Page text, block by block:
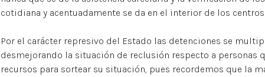
cotidiana y acentuadamente se da en el interior de los
Por el carácter represivo del Estado las detenciones se
desmejorando la situación de reclusión respecto a personas
recursos para sortear su situación, pues recordemos que la